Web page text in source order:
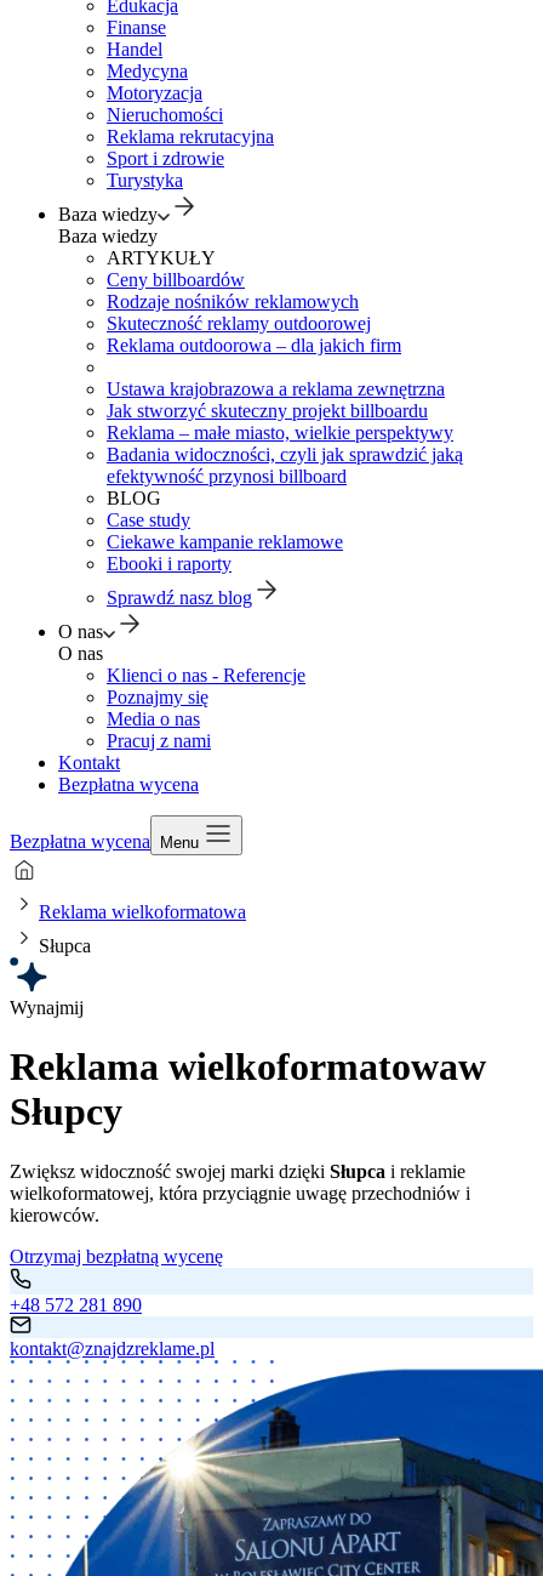
Edukacja
Finanse
Handel
Medycyna
Motoryzacja
Nieruchomości
Reklama rekrutacyjna
Sport i zdrowie
Turystyka
Baza wiedzy
Baza wiedzy
ARTYKUŁY
Ceny billboardów
Rodzaje nośników reklamowych
Skuteczność reklamy outdoorowej
Reklama outdoorowa – dla jakich firm
Ustawa krajobrazowa a reklama zewnętrzna
Jak stworzyć skuteczny projekt billboardu
Reklama – małe miasto, wielkie perspektywy
Badania widoczności, czyli jak sprawdzić jaką
efektywność przynosi billboard
BLOG
Case study
Ciekawe kampanie reklamowe
Ebooki i raporty
Sprawdź nasz blog
O nas
O nas
Klienci o nas - Referencje
Poznajmy się
Media o nas
Pracuj z nami
Kontakt
Bezpłatna wycena
Bezpłatna wycena Menu
Reklama wielkoformatowa
Słupca
Wynajmij
Reklama wielkoformatowaw
Słupcy
Zwiększ widoczność swojej marki dzięki Słupca i reklamie
wielkoformatowej, która przyciągnie uwagę przechodniów i
kierowców.
Otrzymaj bezpłatną wycenę
+48 572 281 890
kontakt@znajdzreklame.pl